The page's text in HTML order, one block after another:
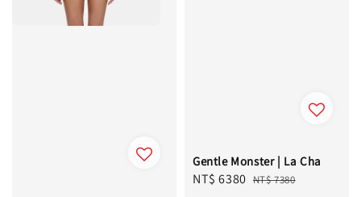
Gentle Monster | La Cha
Sale
NT$ 6380 Regular
NT$ 7380